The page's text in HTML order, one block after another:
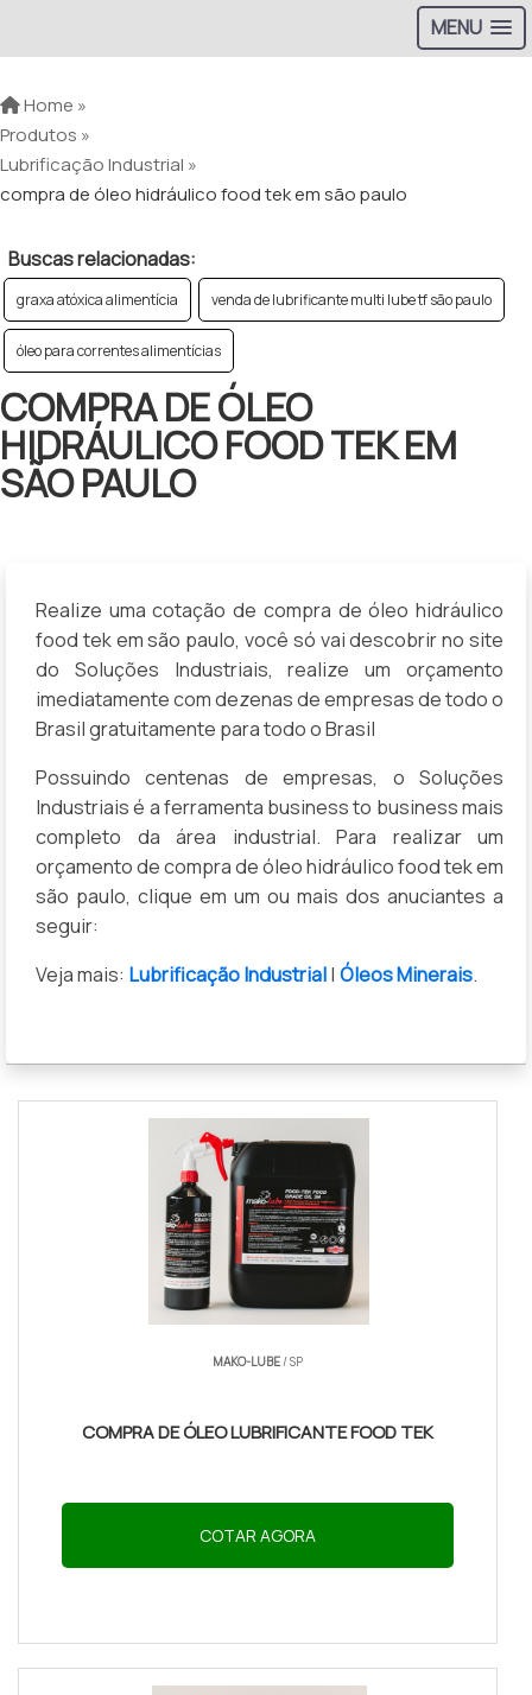
MENU
Home »
Produtos »
Lubrificação Industrial »
compra de óleo hidráulico food tek em são paulo
Buscas relacionadas:
graxa atóxica alimentícia venda de lubrificante multi lube tf são paulo
óleo para correntes alimentícias
COMPRA DE ÓLEO
HIDRÁULICO FOOD TEK EM
SÃO PAULO
Realize uma cotação de compra de óleo hidráulico
food tek em são paulo, você só vai descobrir no site
do Soluções Industriais, realize um orçamento
imediatamente com dezenas de empresas de todo o
Brasil gratuitamente para todo o Brasil
Possuindo centenas de empresas, o Soluções
Industriais é a ferramenta business to business mais
completo da área industrial. Para realizar um
orçamento de compra de óleo hidráulico food tek em
são paulo, clique em um ou mais dos anuciantes a
seguir:
Veja mais: Lubrificação Industrial| Óleos Minerais.
MAKO-LUBE / SP
COMPRA DE ÓLEO LUBRIFICANTE FOOD TEK
COTAR AGORA